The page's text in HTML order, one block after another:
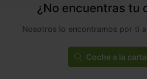
¿No encuentras tu
Nosotros lo encontramos por ti
Coche a la carta